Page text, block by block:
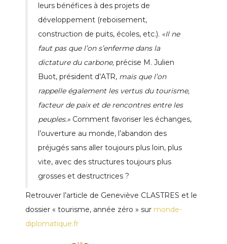
leurs bénéfices à des projets de
développement (reboisement,
construction de puits, écoles, etc.). «Il ne
faut pas que l’on s’enferme dans la
dictature du carbone, précise M. Julien
Buot, président d’ATR, mais que l’on
rappelle également les vertus du tourisme,
facteur de paix et de rencontres entre les
peuples.» Comment favoriser les échanges,
l’ouverture au monde, l’abandon des
préjugés sans aller toujours plus loin, plus
vite, avec des structures toujours plus
grosses et destructrices ?
Retrouver l’article de Geneviève CLASTRES et le
dossier « tourisme, année zéro » sur monde-
diplomatique.fr